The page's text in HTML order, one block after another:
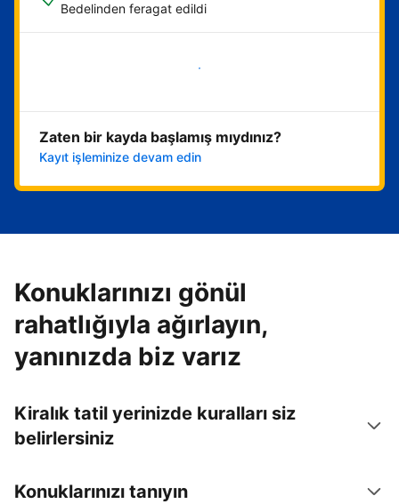
Bedelinden feragat edildi
Hemen başla
Zaten bir kayda başlamış mıydınız?
Kayıt işleminize devam edin
Konuklarınızı gönül
rahatlığıyla ağırlayın,
yanınızda biz varız
Kiralık tatil yerinizde kuralları siz
belirlersiniz
Konuklarınızı tanıyın